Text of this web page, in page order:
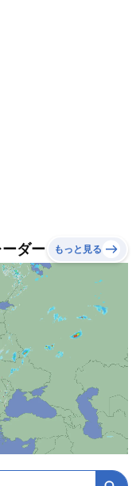
ーダー もっと見る